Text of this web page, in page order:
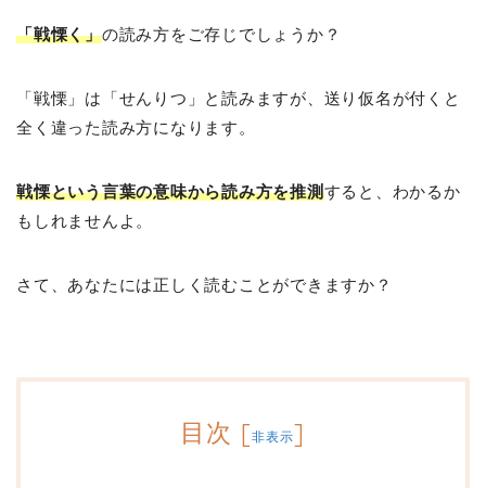
「戦慄く」の読み方をご存じでしょうか？
「戦慄」は「せんりつ」と読みますが、送り仮名が付くと
全く違った読み方になります。
戦慄という言葉の意味から読み方を推測すると、わかるか
もしれませんよ。
さて、あなたには正しく読むことができますか？
目次 [非表示]